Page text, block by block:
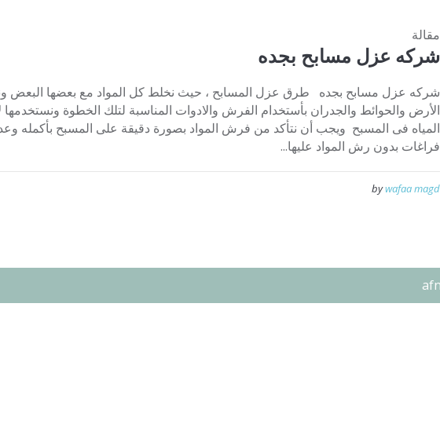
مقالة
شركه عزل مسابح بجده
شركه عزل مسابح بجده طرق عزل المسابح ، حيث نخلط كل المواد مع بعضها البعض
الأرض والحوائط والجدران بأستخدام الفرش والادوات المناسبة لتلك الخطوة ونستخدمها
المياه فى المسبح ويجب أن نتأكد من فرش المواد بصورة دقيقة على المسبح بأكمله
فراغات بدون رش المواد عليها...
bywafaa magd